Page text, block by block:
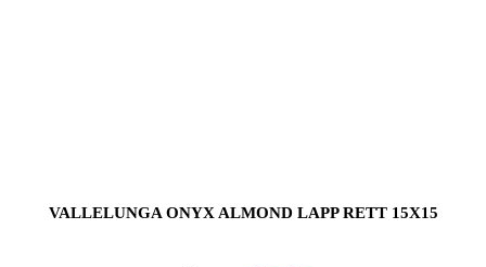
VALLELUNGA ONYX ALMOND LAPP RETT 15X15